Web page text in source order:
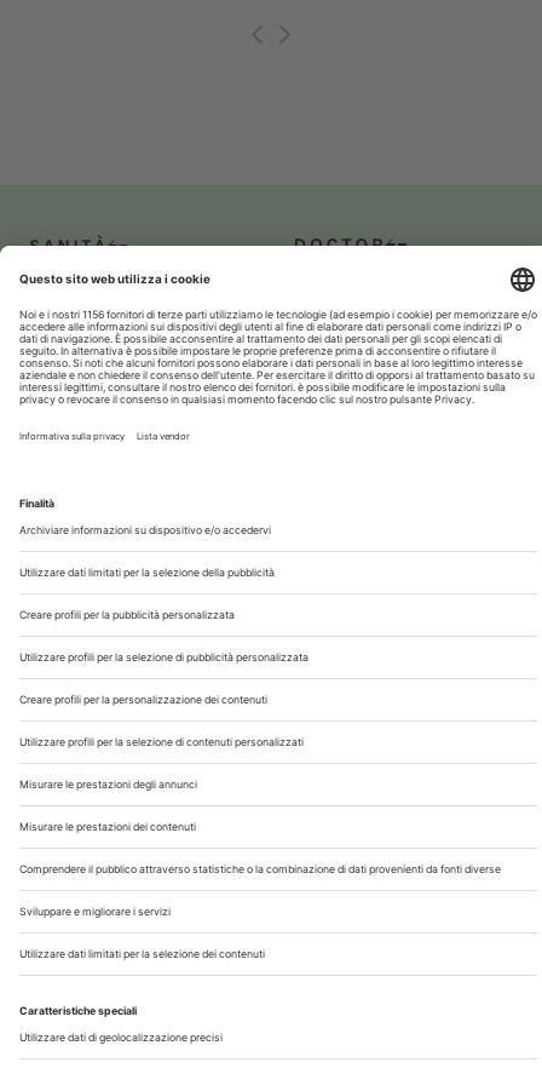
Chi Siamo
Contatti
Note Legali
Privacy
©2026 Edra S.p.a | www.edraspa.it | P.iva 08056040960